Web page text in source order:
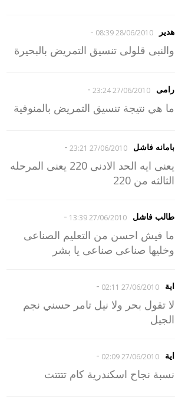
هدير 28/06/2010 08:39
-
والنبى قلولى تنسيق التمريض بالبحيرة
رامى 27/06/2010 23:24
-
ما هي نتيجة تنسيق التمريض بالمنوفية
بامانه فاشل 27/06/2010 23:21
-
يعنى ايه الحد الادنى 220 يعنى المرحله
الثالثه من 220
طالب فاشل 27/06/2010 13:39
-
ما فيش احسن من التعليم الصناعى
وخليها صناعى صناعى يا بشر
اية 27/06/2010 02:11
-
لا تقول بحر ولا نيل تامر حسني نجم
الجيل
اية 27/06/2010 02:09
-
نسبة نجاح اسكندرية كام تتتتت